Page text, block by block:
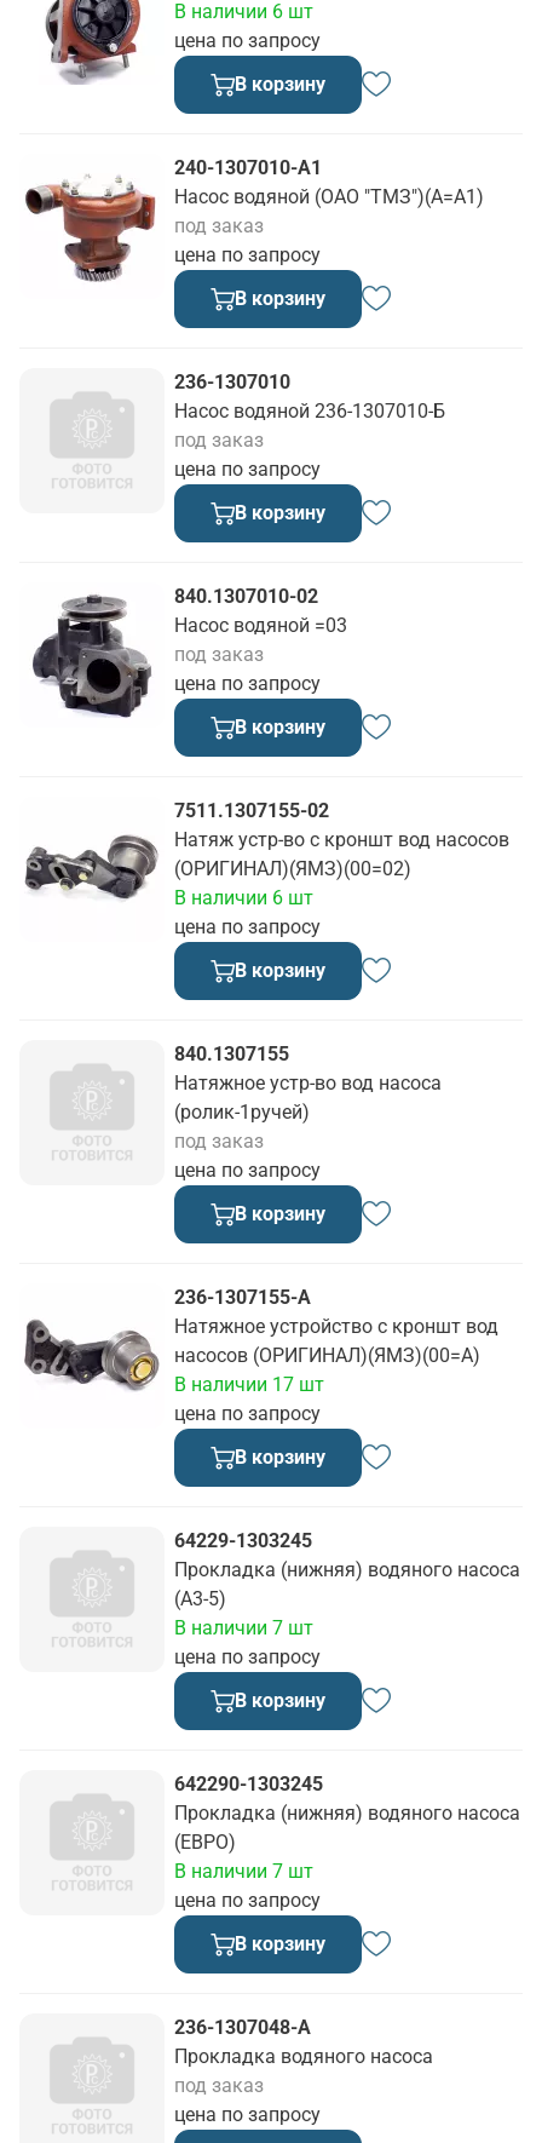
цена по запросу
В наличии 6 шт
В корзину
240-1307010-А1
Насос водяной (ОАО "ТМЗ")(А=А1)
цена по запросу
под заказ
В корзину
236-1307010
Насос водяной 236-1307010-Б
цена по запросу
под заказ
В корзину
840.1307010-02
Насос водяной =03
цена по запросу
под заказ
В корзину
7511.1307155-02
Натяж устр-во с кроншт вод насосов
(ОРИГИНАЛ)(ЯМЗ)(00=02)
цена по запросу
В наличии 6 шт
В корзину
840.1307155
Натяжное устр-во вод насоса
(ролик-1ручей)
цена по запросу
под заказ
В корзину
236-1307155-А
Натяжное устройство с кроншт вод
насосов (ОРИГИНАЛ)(ЯМЗ)(00=А)
цена по запросу
В наличии 17 шт
В корзину
64229-1303245
Прокладка (нижняя) водяного насоса
(А3-5)
цена по запросу
В наличии 7 шт
В корзину
642290-1303245
Прокладка (нижняя) водяного насоса
(ЕВРО)
цена по запросу
В наличии 7 шт
В корзину
236-1307048-А
Прокладка водяного насоса
цена по запросу
под заказ